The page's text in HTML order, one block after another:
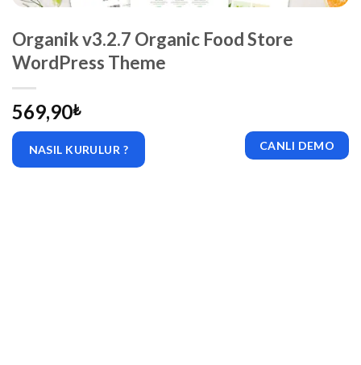
Organik v3.2.7 Organic Food Store
WordPress Theme
569,90₺
NASIL KURULUR ? CANLI DEMO